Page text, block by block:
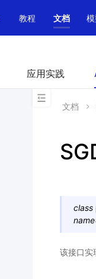
教程 文档
应用实践
文档
class
name
该接口实